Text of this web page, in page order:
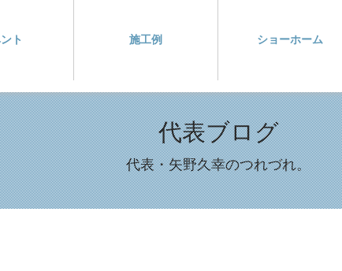
ト 施工例 ショーホーム
代表ブログ
代表・矢野久幸のつれづれ。